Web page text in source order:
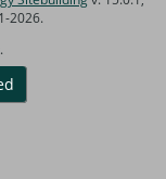
2026.
.